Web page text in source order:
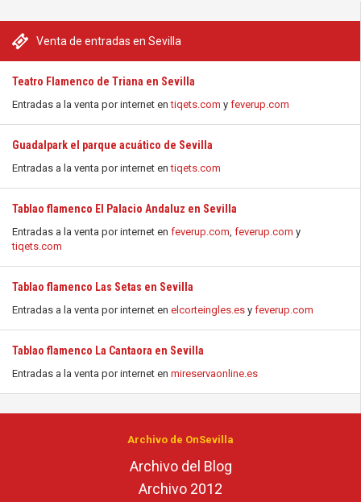
Venta de entradas en Sevilla
Teatro Flamenco de Triana en Sevilla
Entradas a la venta por internet entiqets.com y feverup.com
Guadalpark el parque acuático de Sevilla
Entradas a la venta por internet entiqets.com
Tablao flamenco El Palacio Andaluz en Sevilla
Entradas a la venta por internet en feverup.com, feverup.com y
tiqets.com
Tablao flamenco Las Setas en Sevilla
Entradas a la venta por internet en elcorteingles.es y feverup.com
Tablao flamenco La Cantaora en Sevilla
Entradas a la venta por internet en mireservaonline.es
Archivo de OnSevilla
Archivo del Blog
Archivo 2012